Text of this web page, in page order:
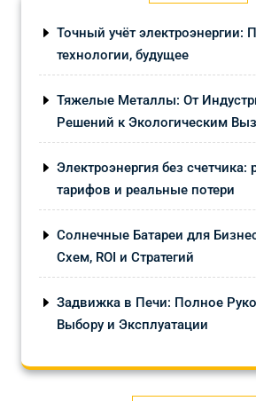
Точный учёт электроэнергии:
технологии, будущее
Тяжелые Металлы: От
Решений к Экологическим
Электроэнергия без счетчика:
тарифов и реальные потери
Солнечные Батареи для
Схем, ROI и Стратегий
Задвижка в Печи: Полное
Выбору и Эксплуатации